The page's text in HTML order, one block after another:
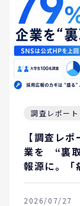
調査レポート
【調査レ
業を “裏
報源に。「
されてる？
2026/07/27